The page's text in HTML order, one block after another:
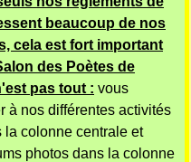
beaucoup de nos
cela est fort important
des Poètes de
pas tout : vous
à nos différentes activités
la colonne centrale et
photos dans la colonne